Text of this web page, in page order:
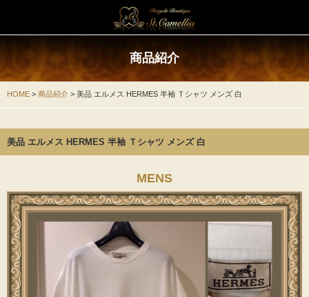
商品紹介
HOME > 商品紹介 > 美品 エルメス HERMES 半袖 Ｔシャツ メンズ 白
美品 エルメス HERMES 半袖 Ｔシャツ メンズ 白
MENS
商品紹介
HERMES
LOUIS VITTON
OTHER
サービスの特長